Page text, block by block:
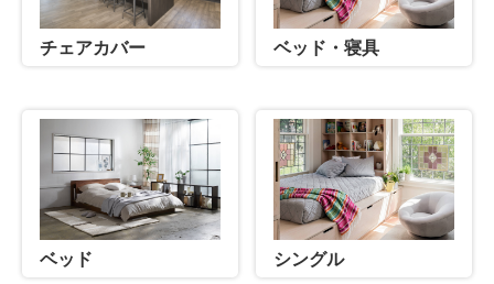
チェアカバー ベッド・寝具
ベッド シングル